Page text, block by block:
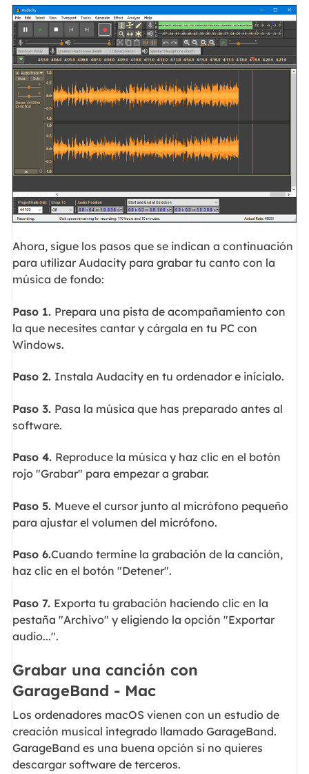
Ahora, sigue los pasos que se indican a continuación
para utilizar Audacity para grabar tu canto con la
música de fondo:
Paso 1. Prepara una pista de acompañamiento con
la que necesites cantar y cárgala en tu PC con
Windows.
Paso 2. Instala Audacity en tu ordenador e inícialo.
Paso 3. Pasa la música que has preparado antes al
software.
Paso 4. Reproduce la música y haz clic en el botón
rojo "Grabar" para empezar a grabar.
Paso 5. Mueve el cursor junto al micrófono pequeño
para ajustar el volumen del micrófono.
Paso 6.Cuando termine la grabación de la canción,
haz clic en el botón "Detener".
Paso 7. Exporta tu grabación haciendo clic en la
pestaña "Archivo" y eligiendo la opción "Exportar
audio...".
Grabar una canción con
GarageBand - Mac
Los ordenadores macOS vienen con un estudio de
creación musical integrado llamado GarageBand.
GarageBand es una buena opción si no quieres
descargar software de terceros.